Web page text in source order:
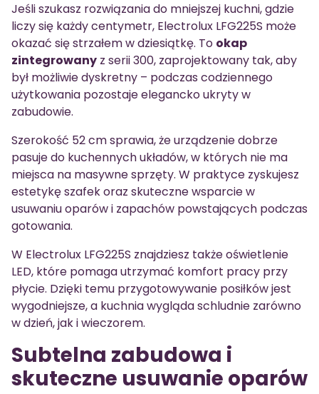
Jeśli szukasz rozwiązania do mniejszej kuchni, gdzie
liczy się każdy centymetr, Electrolux LFG225S może
okazać się strzałem w dziesiątkę. To okap
zintegrowany z serii 300, zaprojektowany tak, aby
był możliwie dyskretny – podczas codziennego
użytkowania pozostaje elegancko ukryty w
zabudowie.
Szerokość 52 cm sprawia, że urządzenie dobrze
pasuje do kuchennych układów, w których nie ma
miejsca na masywne sprzęty. W praktyce zyskujesz
estetykę szafek oraz skuteczne wsparcie w
usuwaniu oparów i zapachów powstających podczas
gotowania.
W Electrolux LFG225S znajdziesz także oświetlenie
LED, które pomaga utrzymać komfort pracy przy
płycie. Dzięki temu przygotowywanie posiłków jest
wygodniejsze, a kuchnia wygląda schludnie zarówno
w dzień, jak i wieczorem.
Subtelna zabudowa i
skuteczne usuwanie oparów